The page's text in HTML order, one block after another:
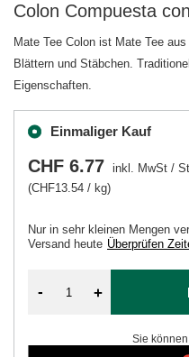
Colon Compuesta
Mate Tee Colon ist Mate Tee
Blättern und Stäbchen.
Eigenschaften.
Einmaliger Kauf
Nur in sehr kleinen Mengen
Versand heute Überprüfen
CHF 6.77 inkl. MwSt /
(CHF13.54 / kg)
- +
Sie